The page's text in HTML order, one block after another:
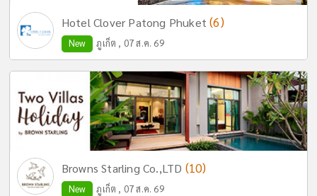
Hotel Clover Patong Phuket(6)
New ภูเก็ต , 07 ส.ค. 69
Browns Starling Co.,LTD (10)
New ภูเก็ต , 07 ส.ค. 69